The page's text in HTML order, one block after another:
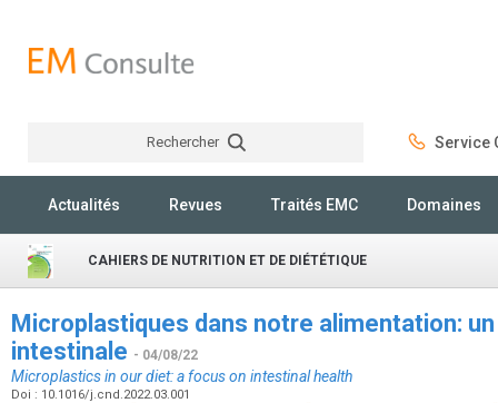
Rechercher Service
Actualités Revues Traités EMC Domaines
CAHIERS DE NUTRITION ET DE DIÉTÉTIQUE
Microplastiques dans notre alimentation:
intestinale - 04/08/22
Microplastics in our diet: a focus on intestinal health
Doi : 10.1016/j.cnd.2022.03.001